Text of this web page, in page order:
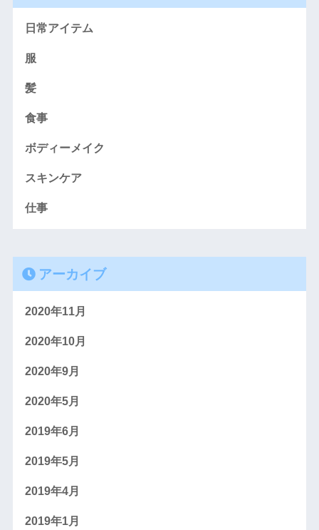
日常アイテム
服
髪
食事
ボディーメイク
スキンケア
仕事
アーカイブ
2020年11月
2020年10月
2020年9月
2020年5月
2019年6月
2019年5月
2019年4月
2019年1月